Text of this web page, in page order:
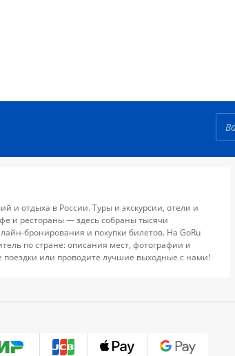
и отдыха в России. Туры и экскурсии, отели и
и рестораны — здесь собраны тысячи
бронирования и покупки билетов. На GoRu
по стране: описания мест, фотографии и
или проводите лучшие выходные с нами!